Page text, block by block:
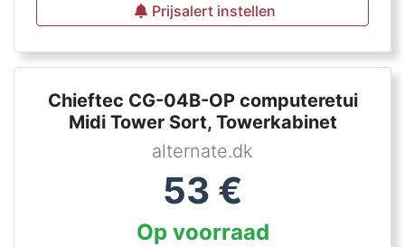
Prijsalert instellen
Chieftec CG-04B-OP computeretui
Midi Tower Sort, Towerkabinet
alternate.dk
53 €
Op voorraad